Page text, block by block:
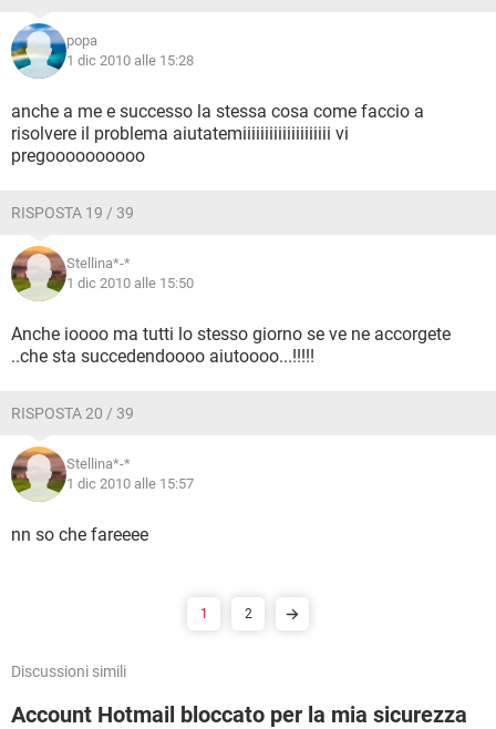
popa
1 dic 2010 alle 15:28
anche a me e successo la stessa cosa come faccio a
risolvere il problema aiutatemiiiiiiiiiiiiiiiiiiii vi
pregoooooooooo
RISPOSTA 19 / 39
Stellina*-*
1 dic 2010 alle 15:50
Anche ioooo ma tutti lo stesso giorno se ve ne accorgete
..che sta succedendoooo aiutoooo...!!!!!
RISPOSTA 20 / 39
Stellina*-*
1 dic 2010 alle 15:57
nn so che fareeee
1 2
Discussioni simili
Account Hotmail bloccato per la mia sicurezza